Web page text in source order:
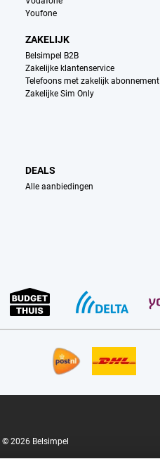
Youfone
ZAKELIJK
Belsimpel B2B
Zakelijke klantenservice
Telefoons met zakelijk abonnement
Zakelijke Sim Only
DEALS
Alle aanbiedingen
© 2026 Belsimpel